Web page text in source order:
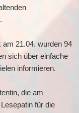
am 21.04. wurden 94
sich über einfache
informieren.
die am
für die